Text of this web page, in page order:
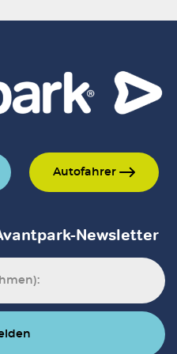
Autofahrer
Newsletter